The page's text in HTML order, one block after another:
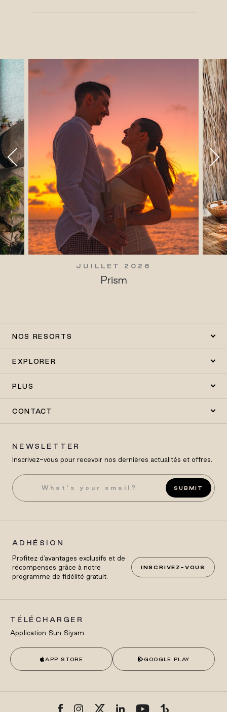
JUILLET 2026
Prism
NOS RESORTS
EXPLORER
PLUS
CONTACT
NEWSLETTER
Inscrivez-vous pour recevoir nos dernières actualités et offres.
SUBMIT
ADHÉSION
Profitez d'avantages exclusifs et de
récompenses grâce à notre
programme de fidélité gratuit.
INSCRIVEZ-VOUS
TÉLÉCHARGER
Application Sun Siyam
APP STORE GOOGLE PLAY